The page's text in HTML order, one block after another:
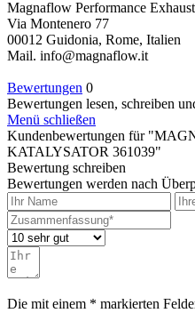
Magnaflow Performance
Via Montenero 77
00012 Guidonia, Rome, Italien
Mail. info@magnaflow.it
Bewertungen 0
Bewertungen lesen, schreiben
Menü schließen
Kundenbewertungen für
KATALYSATOR 361039"
Bewertung schreiben
Bewertungen werden nach
Die mit einem * markierten